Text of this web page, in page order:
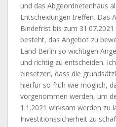
und das Abgeordnetenhaus
Entscheidungen treffen. Das
Bindefrist bis zum
besteht, das Angebot zu
Land Berlin so wichtigen
und richtig zu entscheiden.
einsetzen, dass die
hierfür so früh wie möglich,
vorgenommen werden, um
1.1.2021 wirksam werden zu
Investitionssicherheit zu